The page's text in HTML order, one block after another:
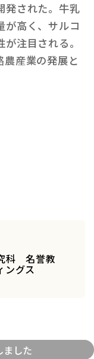
発された。牛乳
が高く、サルコ
注目される。
農産業の発展と
科 名誉教
ングス